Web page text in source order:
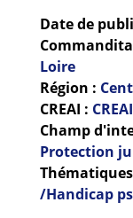
Espace emploi
Guides et outils
Actualités
ARSENE
Date de
Loire
Région :
CREAI :
Champ
Protection
/Handicap